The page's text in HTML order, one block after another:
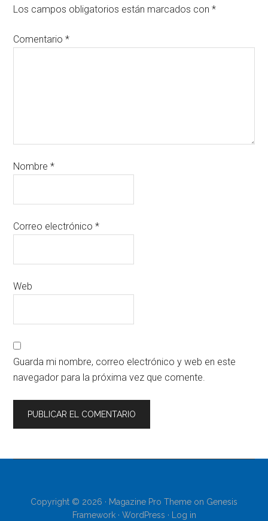
Los campos obligatorios están marcados con*
Comentario*
Nombre*
Correo electrónico*
Web
Guarda mi nombre, correo electrónico y web en este
navegador para la próxima vez que comente.
Copyright © 2026 · Magazine Pro Theme on Genesis
Framework· WordPress · Log in